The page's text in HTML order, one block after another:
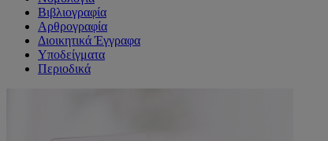
Βιβλιογραφία
Αρθρογραφία
Διοικητικά Έγγραφα
Υποδείγματα
Περιοδικά